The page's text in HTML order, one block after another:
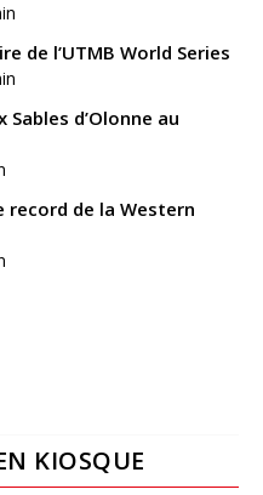
de l’UTMB World Series
d’Olonne au
record de la Western
KIOSQUE